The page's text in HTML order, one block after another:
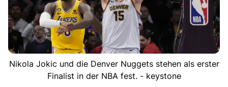
Nikola Jokic und die Denver Nuggets stehen als erster
Finalist in der NBA fest. - keystone